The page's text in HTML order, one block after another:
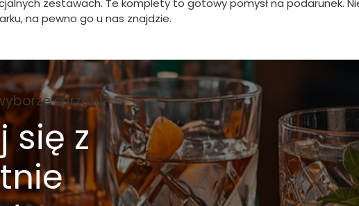
na pewno go u nas znajdzie.
sprzętu?
się z